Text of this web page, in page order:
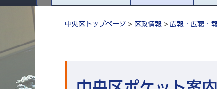
中央区トップページ > 区政情報 > 広報・広聴・